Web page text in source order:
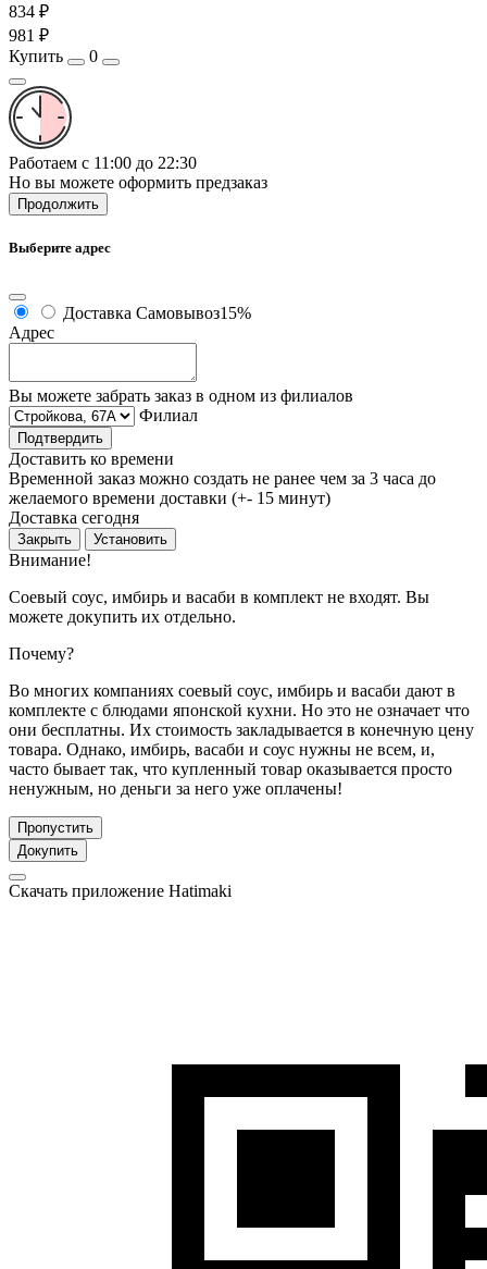
834 ₽
981 ₽
Купить
0
Работаем с 11:00 до 22:30
Но вы можете оформить предзаказ
Продолжить
Выберите адрес
Доставка Самовывоз15%
Адрес
Вы можете забрать заказ в одном из филиалов
Филиал
Подтвердить
Доставить ко времени
Временной заказ можно создать не ранее чем за 3 часа до
желаемого времени доставки (+- 15 минут)
Доставка сегодня
Закрыть Установить
Внимание!
Соевый соус, имбирь и васаби в комплект не входят. Вы
можете докупить их отдельно.
Почему?
Во многих компаниях соевый соус, имбирь и васаби дают в
комплекте с блюдами японской кухни. Но это не означает что
они бесплатны. Их стоимость закладывается в конечную цену
товара. Однако, имбирь, васаби и соус нужны не всем, и,
часто бывает так, что купленный товар оказывается просто
ненужным, но деньги за него уже оплачены!
Пропустить
Докупить
Скачать приложение Hatimaki